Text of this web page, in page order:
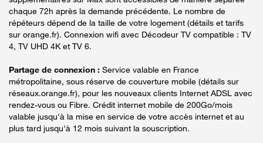
chaque 72h après la demande précédente. Le nombre de
répéteurs dépend de la taille de votre logement (détails et tarifs
sur orange.fr). Connexion wifi avec Décodeur TV compatible : TV
4, TV UHD 4K et TV 6.
Partage de connexion : Service valable en France
métropolitaine, sous réserve de couverture mobile (détails sur
réseaux.orange.fr), pour les nouveaux clients Internet ADSL avec
rendez-vous ou Fibre. Crédit internet mobile de 200Go/mois
valable jusqu'à la mise en service de votre accès internet et au
plus tard jusqu'à 12 mois suivant la souscription.